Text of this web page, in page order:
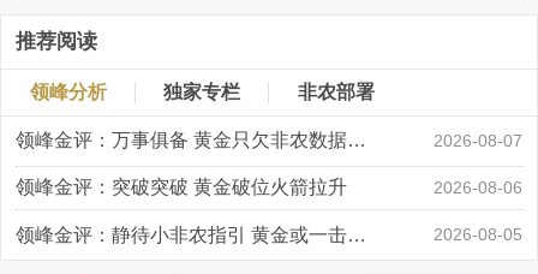
推荐阅读
领峰分析 独家专栏 非农部署
领峰金评：万事俱备 黄金只欠非农数据“东风” 2026-08-07
领峰金评：突破突破 黄金破位火箭拉升 2026-08-06
领峰金评：静待小非农指引 黄金或一击破局 2026-08-05